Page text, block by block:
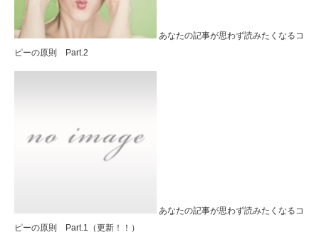
あなたの記事が思わず読みたくなるコ
ピーの原則 Part.2
あなたの記事が思わず読みたくなるコ
ピーの原則 Part.1（更新！！）